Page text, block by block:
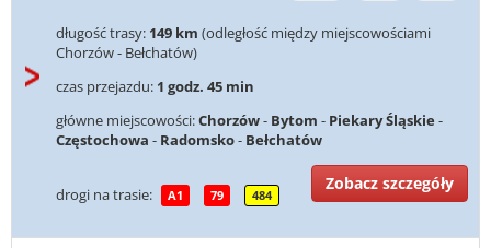
długość trasy: 149 km (odległość między miejscowościami
Chorzów - Bełchatów)
czas przejazdu: 1 godz. 45 min
główne miejscowości:Chorzów- Bytom - Piekary Śląskie -
Częstochowa - Radomsko- Bełchatów
drogi na trasie: A1 79 484
Zobacz szczegóły